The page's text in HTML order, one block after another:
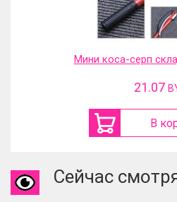
Мини коса-серп
21.07
В
Сейчас